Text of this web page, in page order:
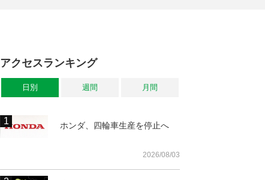
アクセスランキング
日別 週間 月間
ホンダ、四輪車生産を停止へ
2026/08/03